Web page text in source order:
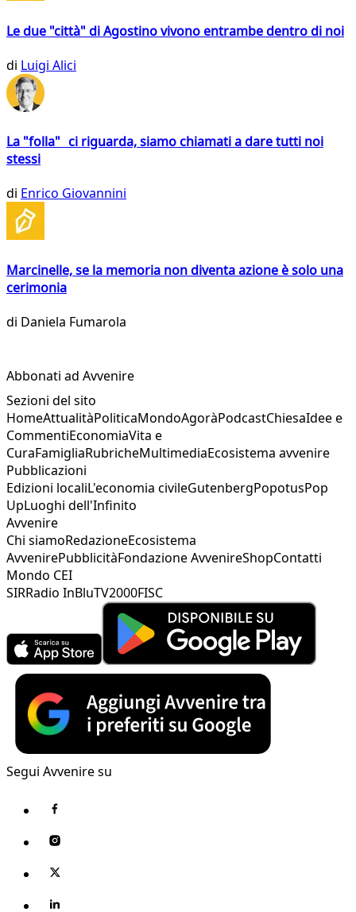
Le due "città" di Agostino vivono entrambe dentro di noi
di Luigi Alici
La "folla" ci riguarda, siamo chiamati a dare tutti noi
stessi
di Enrico Giovannini
Marcinelle, se la memoria non diventa azione è solo una
cerimonia
di Daniela Fumarola
Abbonati ad Avvenire
Sezioni del sito
HomeAttualitàPoliticaMondoAgoràPodcastChiesaIdee e
CommentiEconomiaVita e
CuraFamigliaRubricheMultimediaEcosistema avvenire
Pubblicazioni
Edizioni localiL'economia civileGutenbergPopotusPop
UpLuoghi dell'Infinito
Avvenire
Chi siamoRedazioneEcosistema
AvvenirePubblicitàFondazione AvvenireShopContatti
Mondo CEI
SIRRadio InBluTV2000FISC
Segui Avvenire su